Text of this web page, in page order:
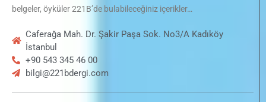
belgeler, öyküler 221B’de bulabileceğiniz içerikler…
Caferağa Mah. Dr. Şakir Paşa Sok. No3/A Kadıköy
İstanbul
+90 543 345 46 00
bilgi@221bdergi.com